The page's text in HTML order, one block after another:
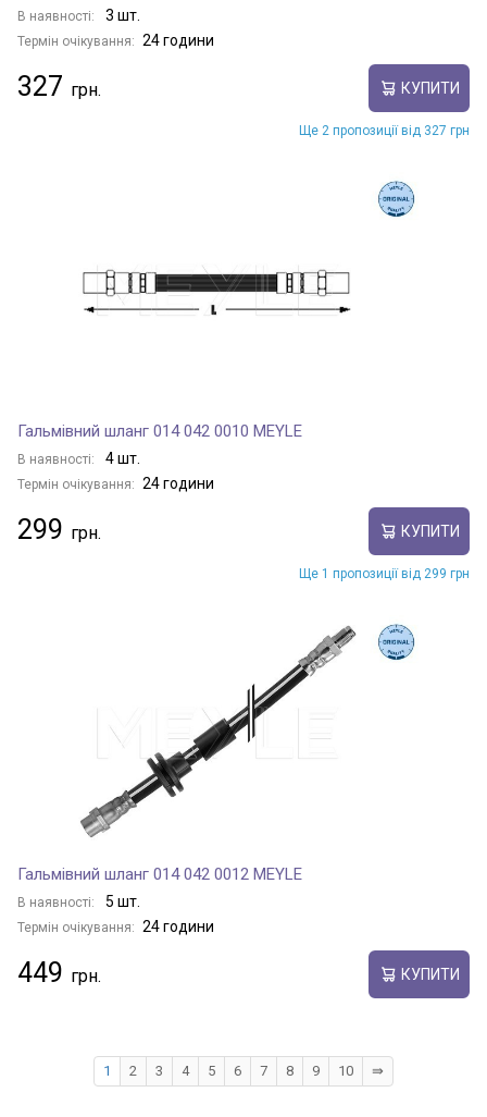
В наявності: 3 шт.
Термін очікування: 24 години
327 КУПИТИ
Ще 2 пропозиції від 327 грн
Гальмівний шланг 014 042 0010 MEYLE
В наявності: 4 шт.
Термін очікування: 24 години
299 КУПИТИ
Ще 1 пропозиції від 299 грн
Гальмівний шланг 014 042 0012 MEYLE
В наявності: 5 шт.
Термін очікування: 24 години
449 КУПИТИ
1 2 3 4 5 6 7 8 9 10 ⇛